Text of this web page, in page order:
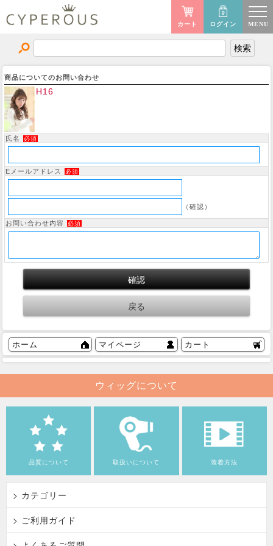
MENU
ログイン
カート
商品についてのお問い合わせ
H16
氏名 必須
Eメールアドレス 必須
（確認）
お問い合わせ内容 必須
ホーム マイページ カート
ウィッグについて
品質について 取扱いについて 装着方法
> カテゴリー
> ご利用ガイド